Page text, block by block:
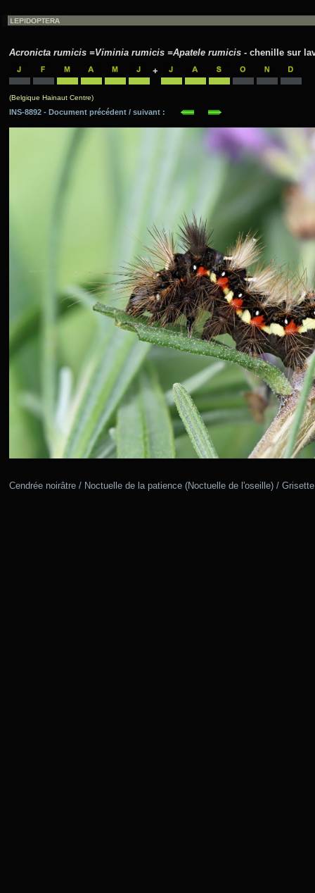
Acronicta rumicis =Viminia rumicis =Apatele rumicis - chenille sur
+
(Belgique Hainaut Centre)
INS-8892 - Document précédent / suivant :
Cendrée noirâtre / Noctuelle de la patience (Noctuelle de l'oseille) /